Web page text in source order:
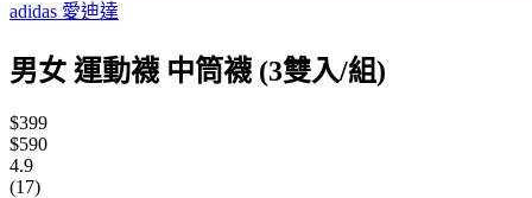
adidas 愛迪達
男女 運動襪 中筒襪 (3雙入/組)
$399
$590
4.9
(17)